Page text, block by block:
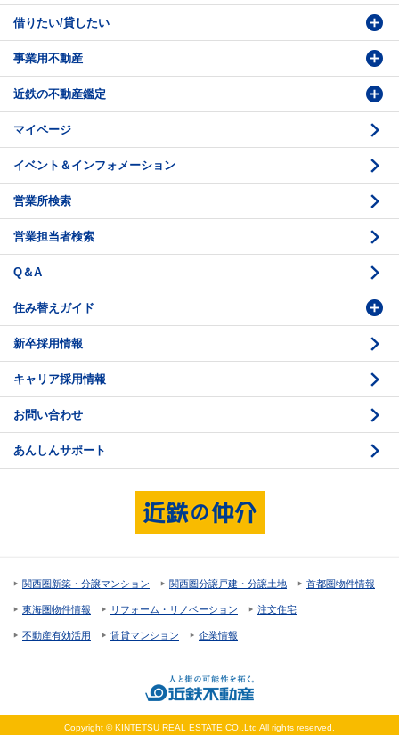
物件番号検索
投資・事業用検索
購入のお問い合わせ
価格査定依頼
売却相談
借りたい/貸したい
賃貸物件検索
学園前賃貸センター
賃貸借のお問い合わせ
事業用不動産
購入・売却の流れ
収益不動産の取扱
底地の資産性
相続と不動産
不動産投資のQ＆A
法人営業センター紹介
近鉄の不動産鑑定
時価評価支援
鑑定評価ご相談例
鑑定評価の流れ
お問い合わせ・ご相談
鑑定センター紹介
マイページ
イベント＆インフォメーション
営業所検索
営業担当者検索
Q＆A
住み替えガイド
価格査定
媒介契約
売却活動
売却諸費用
住宅ローンの種類
返済計画
購入のスケジュール
物件資料の読み方 1
物件資料の読み方 2
現地見学のポイント
決済と引渡し 2
新卒採用情報
キャリア採用情報
お問い合わせ
あんしんサポート
関西圏新築・分譲マンション 関西圏分譲戸建・分譲土地 首都圏物件情報
東海圏物件情報 リフォーム・リノベーション 注文住宅
不動産有効活用 賃貸マンション 企業情報
Copyright © KINTETSU REAL ESTATE CO.,Ltd All rights reserved.